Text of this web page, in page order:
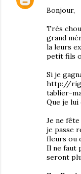
Bonjour,
Très
grand
la leurs
petit fils
Si je
http://
tablier-
Que je
Je ne
je passe
fleurs ou
Il ne faut
seront